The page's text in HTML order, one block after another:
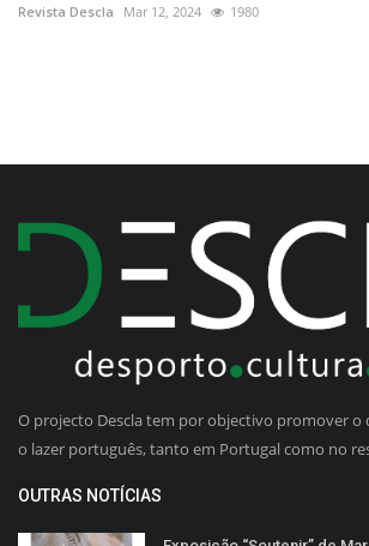
Revista Descla Mar 12, 2024 1980
O projecto Descla tem por objectivo promover o
o lazer português, tanto em Portugal como no
OUTRAS NOTÍCIAS